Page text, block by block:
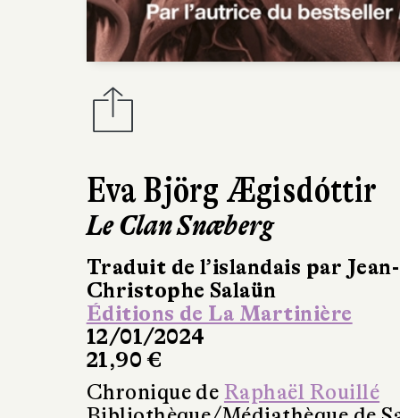
Eva Björg Ægisdóttir
Le Clan Snæberg
Traduit de l’islandais par Jean-
Christophe Salaün
Éditions de La Martinière
12/01/2024
21,90 €
Chronique de Raphaël Rouillé